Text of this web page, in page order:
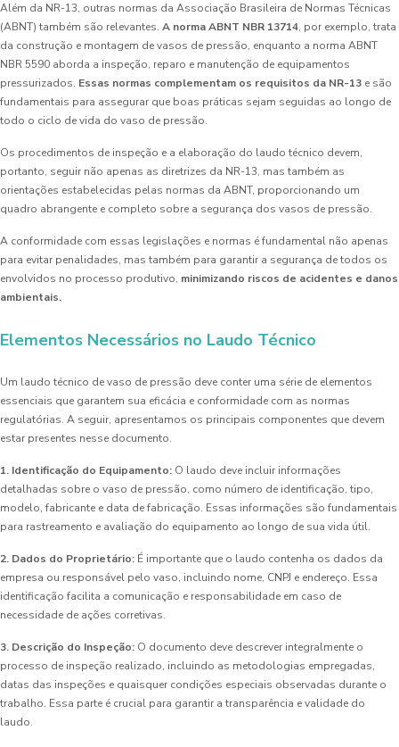
Além da NR-13, outras normas da Associação Brasileira de Normas Técnicas
(ABNT) também são relevantes. A norma ABNT NBR 13714, por exemplo, trata
da construção e montagem de vasos de pressão, enquanto a norma ABNT
NBR 5590 aborda a inspeção, reparo e manutenção de equipamentos
pressurizados. Essas normas complementam os requisitos da NR-13 e são
fundamentais para assegurar que boas práticas sejam seguidas ao longo de
todo o ciclo de vida do vaso de pressão.
Os procedimentos de inspeção e a elaboração do laudo técnico devem,
portanto, seguir não apenas as diretrizes da NR-13, mas também as
orientações estabelecidas pelas normas da ABNT, proporcionando um
quadro abrangente e completo sobre a segurança dos vasos de pressão.
A conformidade com essas legislações e normas é fundamental não apenas
para evitar penalidades, mas também para garantir a segurança de todos os
envolvidos no processo produtivo, minimizando riscos de acidentes e danos
ambientais.
Elementos Necessários no Laudo Técnico
Um laudo técnico de vaso de pressão deve conter uma série de elementos
essenciais que garantem sua eficácia e conformidade com as normas
regulatórias. A seguir, apresentamos os principais componentes que devem
estar presentes nesse documento.
1. Identificação do Equipamento: O laudo deve incluir informações
detalhadas sobre o vaso de pressão, como número de identificação, tipo,
modelo, fabricante e data de fabricação. Essas informações são fundamentais
para rastreamento e avaliação do equipamento ao longo de sua vida útil.
2. Dados do Proprietário: É importante que o laudo contenha os dados da
empresa ou responsável pelo vaso, incluindo nome, CNPJ e endereço. Essa
identificação facilita a comunicação e responsabilidade em caso de
necessidade de ações corretivas.
3. Descrição do Inspeção: O documento deve descrever integralmente o
processo de inspeção realizado, incluindo as metodologias empregadas,
datas das inspeções e quaisquer condições especiais observadas durante o
trabalho. Essa parte é crucial para garantir a transparência e validade do
laudo.